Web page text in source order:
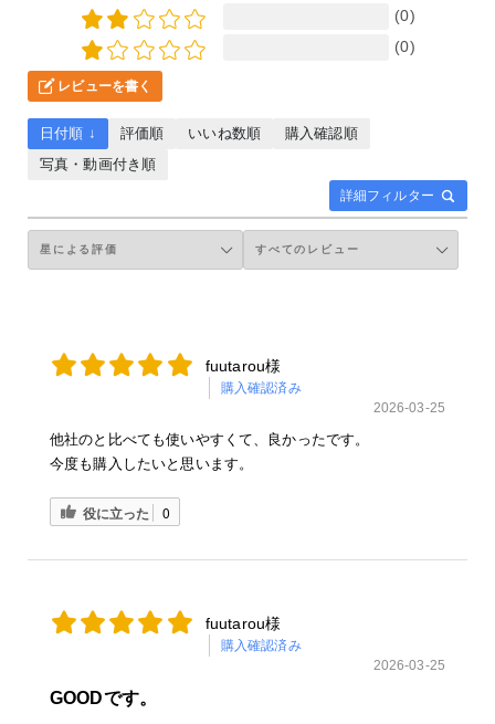
(0)
(0)
レビューを書く
詳細フィルター
日付順 ↓ 評価順 いいね数順
購入確認順
写真・動画付き順
fuutarou様
購入確認済み
2026-03-25
他社のと比べても使いやすくて、良かったです。
今度も購入したいと思います。
役に立った 0
fuutarou様
購入確認済み
2026-03-25
GOODです。